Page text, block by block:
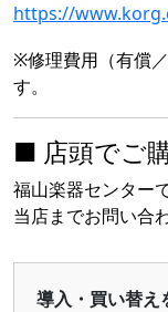
https://
※修理費用（有償
す。
■ 店頭でご
福山楽器センター
当店までお問い合
導入・買い替え